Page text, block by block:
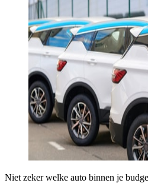
Niet zeker welke auto binnen je